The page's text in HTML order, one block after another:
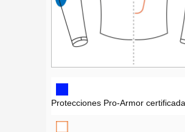
Protecciones Pro-Armor